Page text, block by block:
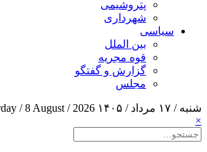
پتروشیمی
شهرداری
سیاسی
بین الملل
قوه مجریه
گزارش و گفتگو
مجلس
شنبه / ۱۷ مرداد / ۱۴۰۵
/ 8 August / 2026
×